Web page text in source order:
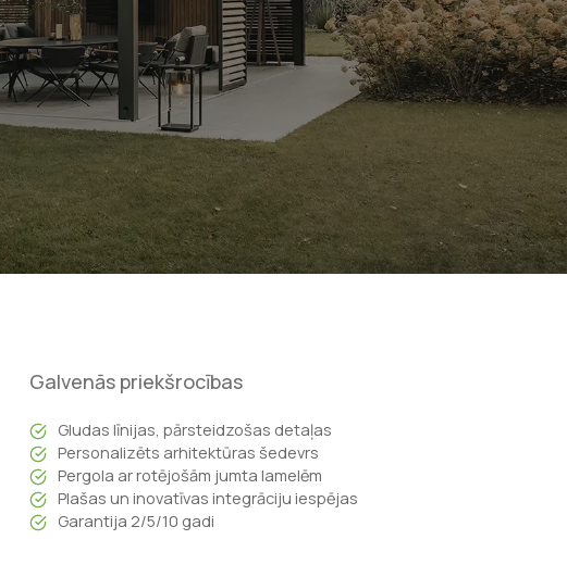
Galvenās priekšrocības
Gludas līnijas, pārsteidzošas detaļas
Personalizēts arhitektūras šedevrs
Pergola ar rotējošām jumta lamelēm
Plašas un inovatīvas integrāciju iespējas
Garantija 2/5/10 gadi